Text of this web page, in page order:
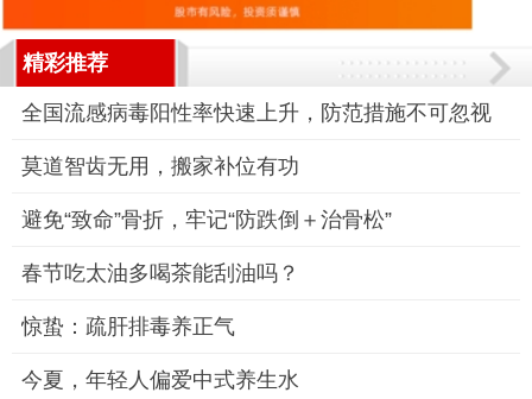
精彩推荐
全国流感病毒阳性率快速上升，防范措施不可忽视
莫道智齿无用，搬家补位有功
避免“致命”骨折，牢记“防跌倒＋治骨松”
春节吃太油多喝茶能刮油吗？
惊蛰：疏肝排毒养正气
今夏，年轻人偏爱中式养生水